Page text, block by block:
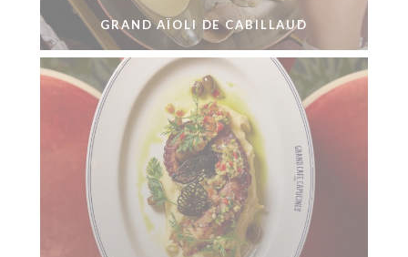
GRAND AÏOLI DE CABILLAUD